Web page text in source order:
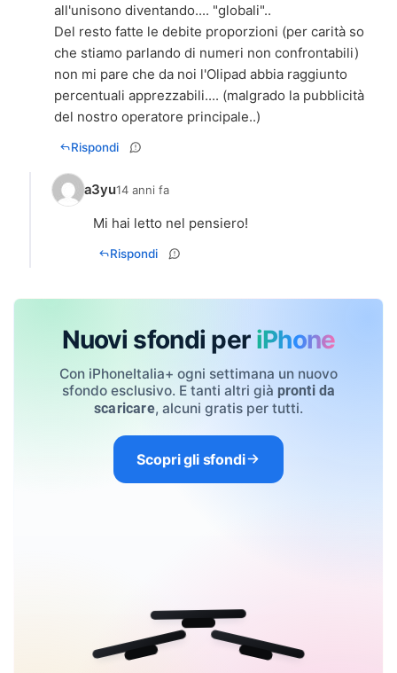
all'unisono diventando.... "globali"..
Del resto fatte le debite proporzioni (per carità so
che stiamo parlando di numeri non confrontabili)
non mi pare che da noi l'Olipad abbia raggiunto
percentuali apprezzabili.... (malgrado la pubblicità
del nostro operatore principale..)
Rispondi
a3yu14 anni fa
Mi hai letto nel pensiero!
Rispondi
Nuovi sfondi per iPhone
Con iPhoneItalia+ ogni settimana un nuovo
sfondo esclusivo. E tanti altri già pronti da
scaricare, alcuni gratis per tutti.
Scopri gli sfondi